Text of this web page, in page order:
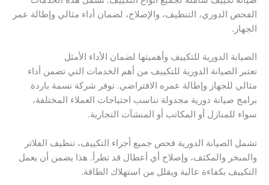
الفحص الدوري، التنظيف، والإصلاح، لضمان أداء مثالي وإطالة عمر
الجهاز.
الصيانة الدورية للتكييف وأهميتها لضمان الأداء الأمثل
تعتبر الصيانة الدورية للتكييف من أهم الخدمات التي تضمن أداء
مثالي للجهاز وإطالة عمره الافتراضي. توفر شركة نسمة باردة
برامج صيانة دورية مجدولة تناسب احتياجات العملاء المختلفة،
سواء للمنازل أو المكاتب أو المنشآت التجارية.
تشمل الصيانة الدورية فحص جميع أجزاء التكييف، تنظيف الفلاتر
والمبخر والمكثف، وإصلاح أي أعطال قد تطرأ. هذا يضمن أن يعمل
التكييف بكفاءة عالية ويقلل من استهلاك الطاقة.